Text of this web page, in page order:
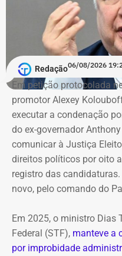
Redação06/08/2026
Em petição protocolada
promotor Alexey
executar a condenação
do ex-governador
comunicar à Justiça
direitos políticos por oito
registro das
novo, pelo comando do
Em 2025, o ministro Dias
Federal (STF), manteve a
por improbidade